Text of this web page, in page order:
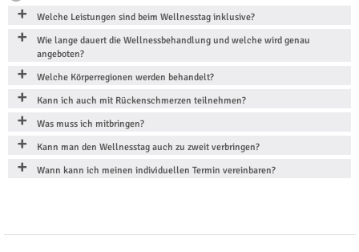
Welche Leistungen sind beim Wellnesstag inklusive?
Wie lange dauert die Wellnessbehandlung und welche wird genau
angeboten?
Welche Körperregionen werden behandelt?
Kann ich auch mit Rückenschmerzen teilnehmen?
Was muss ich mitbringen?
Kann man den Wellnesstag auch zu zweit verbringen?
Wann kann ich meinen individuellen Termin vereinbaren?